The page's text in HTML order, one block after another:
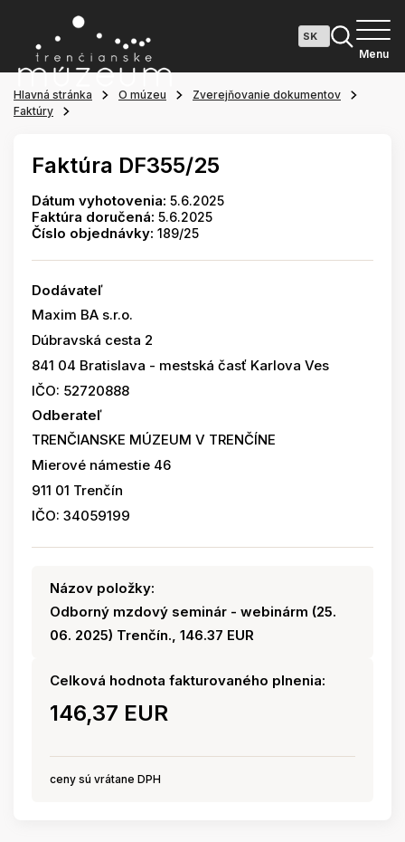
Menu
Hlavná stránka O múzeu
Zverejňovanie dokumentov
Faktúry
Faktúra DF355/25
Dátum vyhotovenia: 5.6.2025
Faktúra doručená: 5.6.2025
Číslo objednávky: 189/25
Dodávateľ
Maxim BA s.r.o.
Dúbravská cesta 2
841 04 Bratislava - mestská časť Karlova Ves
IČO: 52720888
Odberateľ
TRENČIANSKE MÚZEUM V TRENČÍNE
Mierové námestie 46
911 01 Trenčín
IČO: 34059199
Názov položky:
Odborný mzdový seminár - webinárm (25.
06. 2025) Trenčín., 146.37 EUR
Celková hodnota fakturovaného plnenia:
146,37 EUR
ceny sú vrátane DPH